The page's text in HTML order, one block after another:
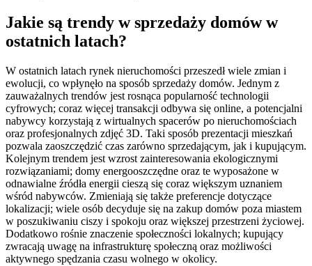
Jakie są trendy w sprzedaży domów w
ostatnich latach?
W ostatnich latach rynek nieruchomości przeszedł wiele zmian i
ewolucji, co wpłynęło na sposób sprzedaży domów. Jednym z
zauważalnych trendów jest rosnąca popularność technologii
cyfrowych; coraz więcej transakcji odbywa się online, a potencjalni
nabywcy korzystają z wirtualnych spacerów po nieruchomościach
oraz profesjonalnych zdjęć 3D. Taki sposób prezentacji mieszkań
pozwala zaoszczędzić czas zarówno sprzedającym, jak i kupującym.
Kolejnym trendem jest wzrost zainteresowania ekologicznymi
rozwiązaniami; domy energooszczędne oraz te wyposażone w
odnawialne źródła energii cieszą się coraz większym uznaniem
wśród nabywców. Zmieniają się także preferencje dotyczące
lokalizacji; wiele osób decyduje się na zakup domów poza miastem
w poszukiwaniu ciszy i spokoju oraz większej przestrzeni życiowej.
Dodatkowo rośnie znaczenie społeczności lokalnych; kupujący
zwracają uwagę na infrastrukturę społeczną oraz możliwości
aktywnego spędzania czasu wolnego w okolicy.